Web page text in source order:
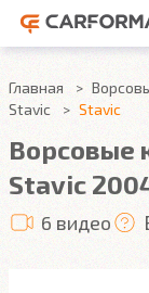
Главная
Stavic
Stavic
Ворсовые
Stavic
6 видео